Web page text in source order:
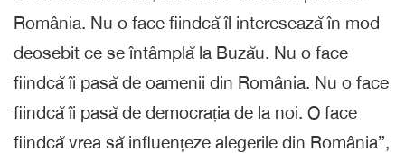
România. Nu o face fiindcă îl interesează în mod
deosebit ce se întâmplă la Buzău. Nu o face
fiindcă îi pasă de oamenii din România. Nu o face
fiindcă îi pasă de democrația de la noi. O face
fiindcă vrea să influențeze alegerile din România”,